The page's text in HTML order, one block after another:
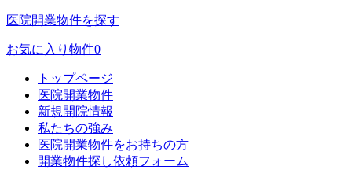
医院開業物件を探す
お気に入り物件0
トップページ
医院開業物件
新規開院情報
私たちの強み
医院開業物件をお持ちの方
開業物件探し依頼フォーム